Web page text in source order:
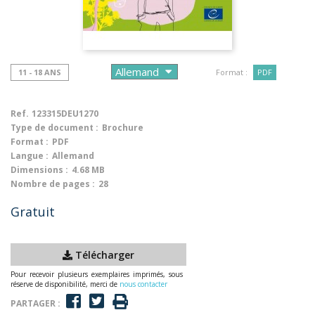
11 - 18 ANS Format : PDF
Ref. 123315DEU1270
Type de document : Brochure
Format : PDF
Langue : Allemand
Dimensions : 4.68 MB
Nombre de pages : 28
Gratuit
Télécharger
Pour recevoir plusieurs exemplaires imprimés, sous
réserve de disponibilité, merci de nous contacter
PARTAGER :